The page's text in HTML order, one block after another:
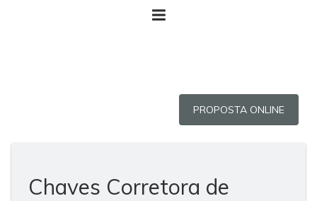
PROPOSTA ONLINE
Chaves Corretora de